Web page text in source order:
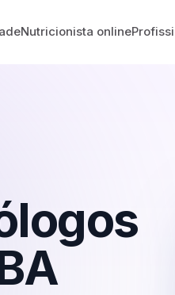
Nutricionista online